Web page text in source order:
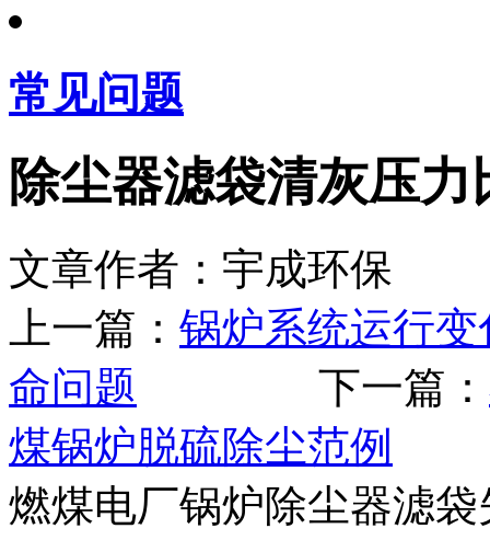
常见问题
除尘器滤袋清灰压
文章作者：宇成环保
上一篇： 锅炉系统运行
命问题 下一篇：
煤锅炉脱硫除尘范例
燃煤电厂锅炉除尘器滤